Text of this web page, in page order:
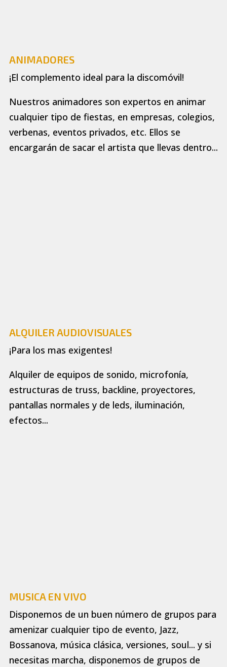
ANIMADORES
¡El complemento ideal para la discomóvil!
Nuestros animadores son expertos en animar
cualquier tipo de fiestas, en empresas, colegios,
verbenas, eventos privados, etc. Ellos se
encargarán de sacar el artista que llevas dentro...
ALQUILER AUDIOVISUALES
¡Para los mas exigentes!
Alquiler de equipos de sonido, microfonía,
estructuras de truss, backline, proyectores,
pantallas normales y de leds, iluminación,
efectos...
MUSICA EN VIVO
Disponemos de un buen número de grupos para
amenizar cualquier tipo de evento, Jazz,
Bossanova, música clásica, versiones, soul... y si
necesitas marcha, disponemos de grupos de